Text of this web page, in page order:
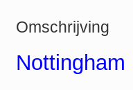
Omschrijving
Nottingham